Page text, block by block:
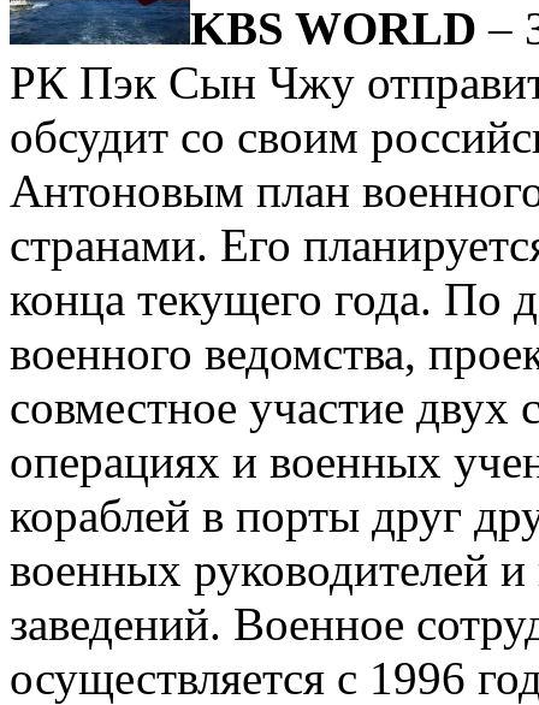
KBS WORLD –
РК Пэк Сын Чжу
обсудит со своим
Антоновым план
странами. Его
конца текущего года. По
военного ведомства,
совместное участие двух
операциях и военных
кораблей в порты друг
военных руководителей
заведений. Военное
осуществляется с 1996